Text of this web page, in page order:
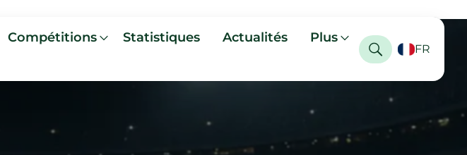
Compétitions Statistiques Actualités Plus
FR